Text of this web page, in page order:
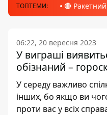
ТОПТЕМИ: 🔴
06:22, 20 вересня 2023
У виграші
обізнаний –
У середу важливо
інших, бо якщо ви
проти вас у всіх